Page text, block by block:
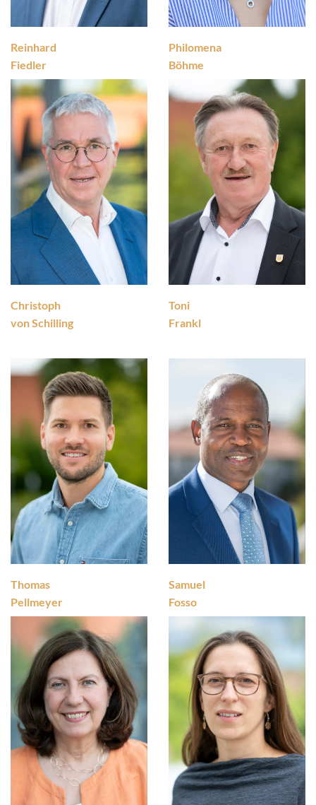
Reinhard
Fiedler
Christoph
von Schilling
Philomena
Böhme
Toni
Frankl
Thomas
Pellmeyer
Samuel
Fosso